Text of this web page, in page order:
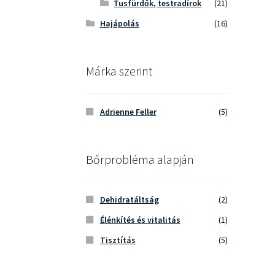
Tusfürdők, testradírok
(21)
Hajápolás
(16)
Márka szerint
Adrienne Feller (5)
Bőrprobléma alapján
Dehidratáltság
(2)
Élénkítés és vitalitás
(1)
Tisztítás
(5)